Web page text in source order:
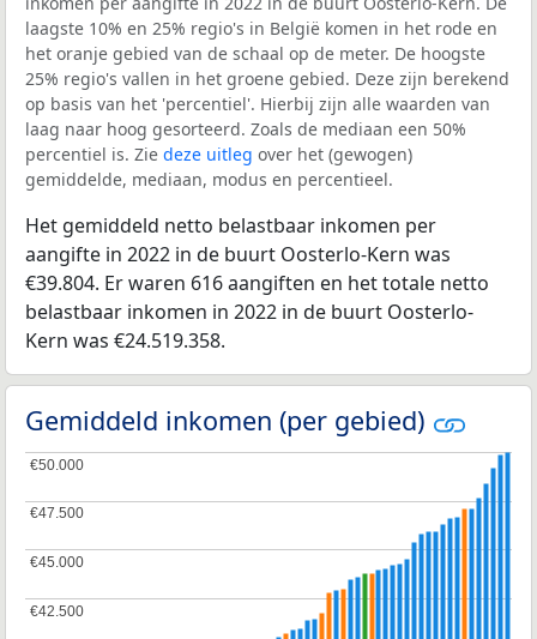
laagste 10% en 25% regio's in België komen in het rode en
het oranje gebied van de schaal op de meter. De hoogste
25% regio's vallen in het groene gebied. Deze zijn berekend
op basis van het 'percentiel'. Hierbij zijn alle waarden van
laag naar hoog gesorteerd. Zoals de mediaan een 50%
percentiel is. Zie deze uitleg over het (gewogen)
gemiddelde, mediaan, modus en percentieel.
Het gemiddeld netto belastbaar inkomen per
aangifte in 2022 in de buurt Oosterlo-Kern was
€39.804. Er waren 616 aangiften en het totale netto
belastbaar inkomen in 2022 in de buurt Oosterlo-
Kern was €24.519.358.
Gemiddeld inkomen (per gebied)
€42.500
€42.500
€45.000
€45.000
€47.500
€47.500
€50.000
€50.000